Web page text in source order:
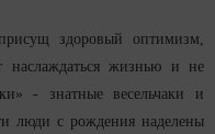
здоровый оптимизм,
наслаждаться жизнью и не
- знатные весельчаки и
люди с рождения наделены